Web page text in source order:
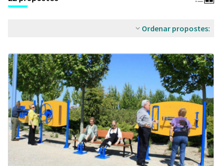
Ordenar propostes: